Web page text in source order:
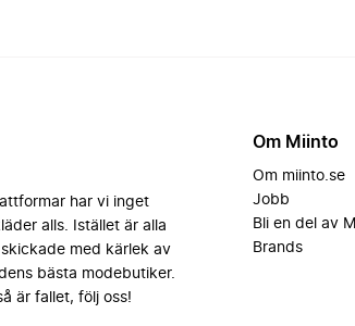
har vi inget
alls. Istället är alla
med kärlek av
bästa modebutiker.
är fallet, följ oss!
Om Miinto
Om miinto.se
Jobb
Bli en del av
Brands